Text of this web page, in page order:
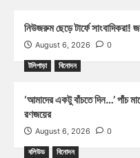
নিউজরুম ছেড়ে টার্ফে
August 6, 2026 0
টলিপাড়া বিনোদন
‘আমাদের একটু বাঁচতে দিন…’ পাঁচ
রণজয়ের
August 6, 2026 0
বলিউড বিনোদন